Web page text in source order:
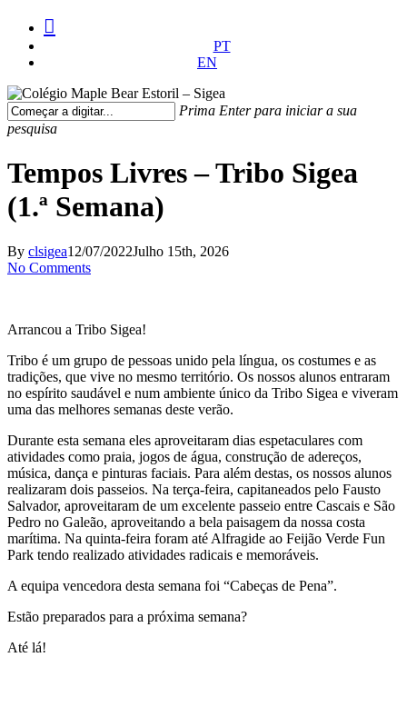
facebook
instagram
medium
PT
EN
Prima Enter para iniciar a sua
pesquisa
Pesquisa
Tempos Livres – Tribo Sigea
(1.ª Semana)
By clsigea12/07/2022Julho 15th, 2026
No Comments
Arrancou a Tribo Sigea!
Tribo é um grupo de pessoas unido pela língua, os costumes e as
tradições, que vive no mesmo território. Os nossos alunos entraram
no espírito saudável e num ambiente único da Tribo Sigea e viveram
uma das melhores semanas deste verão.
Durante esta semana eles aproveitaram dias espetaculares com
atividades como praia, jogos de água, construção de adereços,
música, dança e pinturas faciais. Para além destas, os nossos alunos
realizaram dois passeios. Na terça-feira, capitaneados pelo Fausto
Salvador, aproveitaram de um excelente passeio entre Cascais e São
Pedro no Galeão, aproveitando a bela paisagem da nossa costa
marítima. Na quinta-feira foram até Alfragide ao Feijão Verde Fun
Park tendo realizado atividades radicais e memoráveis.
A equipa vencedora desta semana foi “Cabeças de Pena”.
Estão preparados para a próxima semana?
Até lá!